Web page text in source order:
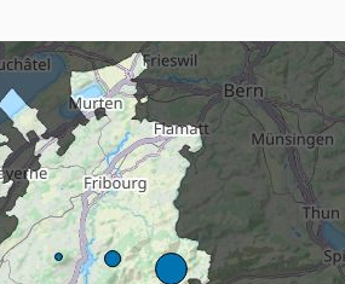
Russland Südkorea
Aserbaidschan
Head Dynastar
Stöckli Kästle
Indigo
Ogso